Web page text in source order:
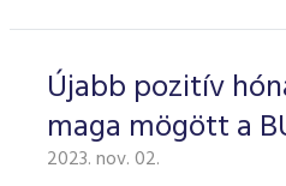
Újabb pozitív
maga mögött a
2023. nov. 02.